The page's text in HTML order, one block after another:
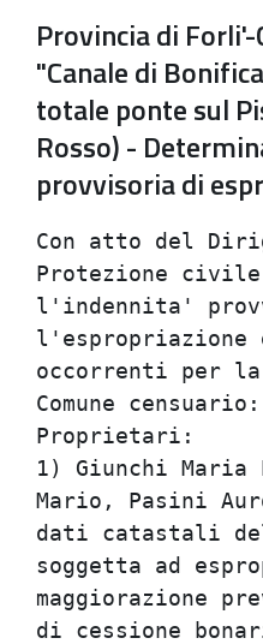
Provincia di Forli'-
"Canale di
totale ponte sul
Rosso) -
provvisoria di
Con atto del
Protezione
l'indennita'
occorrenti per
Comune
Proprietari:
1) Giunchi
Mario, Pasini
dati catastali
soggetta ad
maggiorazione
di cessione